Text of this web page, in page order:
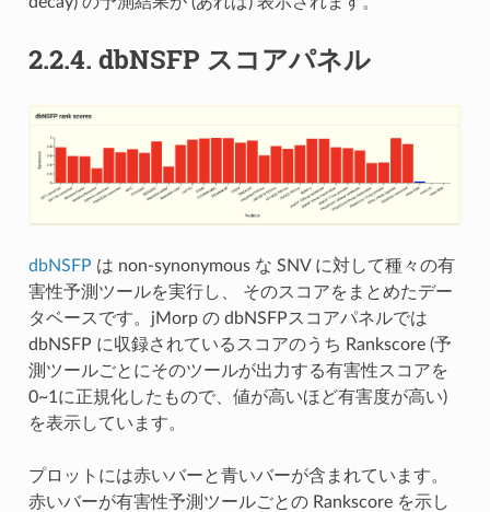
2.2.4. dbNSFP スコアパネル
dbNSFP は non-synonymous な SNV に対して種々の有
害性予測ツールを実行し、 そのスコアをまとめたデー
タベースです。jMorp の dbNSFPスコアパネルでは
dbNSFP に収録されているスコアのうち Rankscore (予
測ツールごとにそのツールが出力する有害性スコアを
0~1に正規化したもので、値が高いほど有害度が高い)
を表示しています。
プロットには赤いバーと青いバーが含まれています。
赤いバーが有害性予測ツールごとの Rankscore を示し